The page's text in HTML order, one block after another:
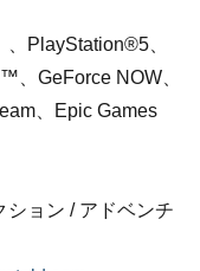
PlayStation®5、
、GeForce NOW、
、Epic Games
ョン / アドベンチ